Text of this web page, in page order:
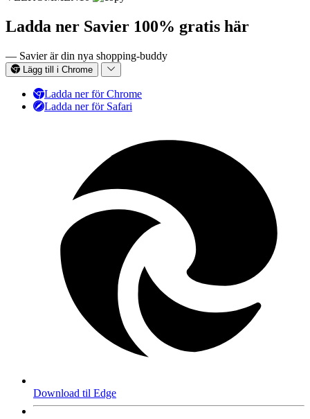
Ladda ner Savier 100% gratis här
— Savier är din nya shopping-buddy
Lägg till i Chrome
Ladda ner för Chrome
Ladda ner för Safari
Download til Edge